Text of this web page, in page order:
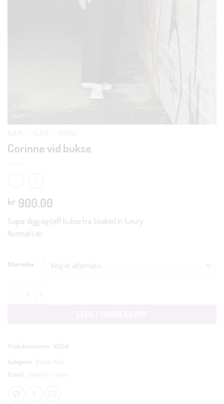
Corinne vid bukse
kr 900.00
Super digg og tøff bukse fra Soaked In luxury.
Normal i str.
Størrelse
Produktnummer: 103041
Kategorier: Bukse Klær
Brand: Soaked In Luxury